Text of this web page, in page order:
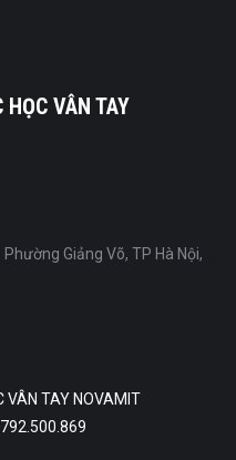
HỌC VÂN TAY
Giảng Võ, TP Hà Nội,
VÂN TAY NOVAMIT